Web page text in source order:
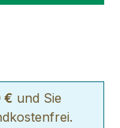
€ und Sie